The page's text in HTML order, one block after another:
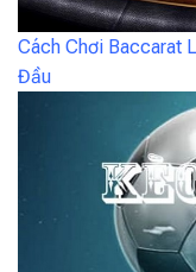
Cách Chơi Baccarat
Đầu